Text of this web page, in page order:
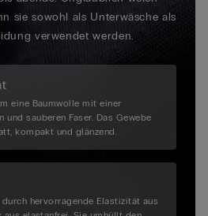
sie sowohl als Unterwäsche als
verwendet werden.
eine Baumwolle mit einer
und sauberen Faser. Das Gewebe
kompakt und glänzend.
hervorragende Elastizität aus